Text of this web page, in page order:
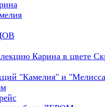
Карина в цвете
"Камелия" и